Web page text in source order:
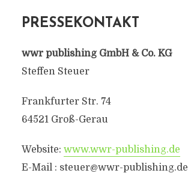
PRESSEKONTAKT
wwr publishing GmbH & Co. KG
Steffen Steuer
Frankfurter Str. 74
64521 Groß-Gerau
Website: www.wwr-publishing.de
E-Mail : steuer@wwr-publishing.de